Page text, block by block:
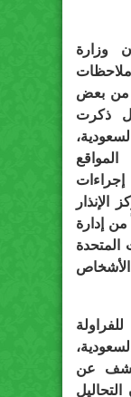
وزارة
ملاحظات
من بعض
ذكرت
إجراءات
من إدارة
المتحدة
عن